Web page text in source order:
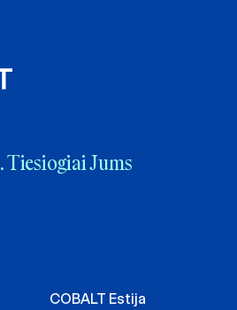
Tiesiogiai Jums
COBALT Estija